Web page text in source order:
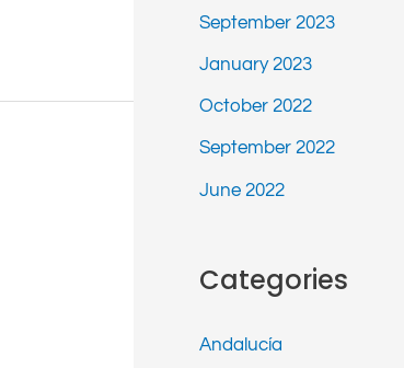
September 2023
January 2023
October 2022
September 2022
June 2022
Categories
Andalucía